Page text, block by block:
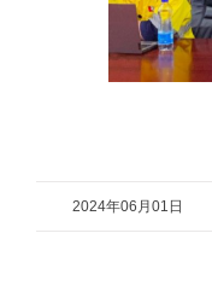
2024年06月01日